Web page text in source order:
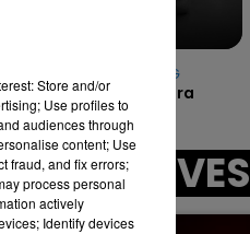
7h00 - 11h00
LA TEAM DE L'ÉTÉ
KAROL G
Matadora
LES LIVES
Store and/or
Use profiles to
audiences through
content; Use
fraud, and fix errors;
process personal
actively
Identify devices